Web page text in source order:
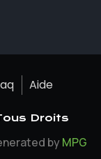
Droits
Aide
byMPG